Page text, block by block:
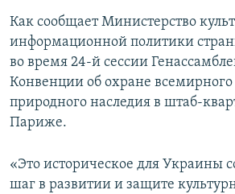
СОВЕТЫ ПРАВОЗАЩИТНИКОВ
ПРОПАВШИЕ БЕЗ ВЕСТИ
ПОБЕДИТЕЛЕЙ НЕ СУДЯТ?
КРЫМ.НЕПОКОРЕННЫЙ
УКРАИНСКАЯ ПРОБЛЕМА КРЫМА
Qırımtatar
ПРИСОЕДИНЯЙТЕСЬ!
Все сайты RFE/RL
Как сообщает Министерство
информационной политики
во время 24-й сессии
Конвенции об охране всемирного
природного наследия в штаб-
Париже.
«Это историческое для Украины
шаг в развитии и защите